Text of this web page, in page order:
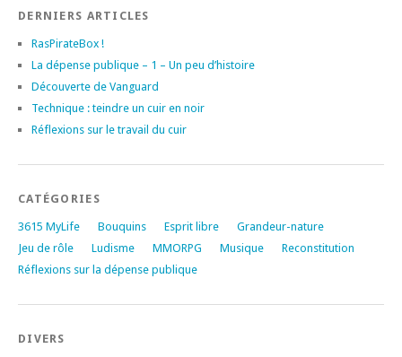
DERNIERS ARTICLES
RasPirateBox !
La dépense publique – 1 – Un peu d’histoire
Découverte de Vanguard
Technique : teindre un cuir en noir
Réflexions sur le travail du cuir
CATÉGORIES
3615 MyLife Bouquins Esprit libre
Grandeur-nature
Jeu de rôle
Ludisme MMORPG Musique
Reconstitution
Réflexions sur la dépense publique
DIVERS